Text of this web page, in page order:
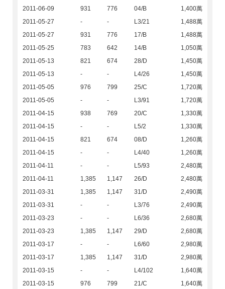
2011-06-09
931 776 04/B
1,400萬
2011-05-27
- - L3/21
1,488萬
2011-05-27
931 776 17/B
1,488萬
2011-05-25
783 642 14/B
1,050萬
2011-05-13
821 674 28/D
1,450萬
2011-05-13
- - L4/26
1,450萬
2011-05-05
976 799 25/C
1,720萬
2011-05-05
- - L3/91
1,720萬
2011-04-15
938 769 20/C
1,330萬
2011-04-15
- - L5/2
1,330萬
2011-04-15
821 674 08/D
1,260萬
2011-04-15
- - L4/40
1,260萬
2011-04-11
- - L5/93
2,480萬
2011-04-11
1,385 1,147 26/D
2,480萬
2011-03-31
1,385 1,147 31/D
2,490萬
2011-03-31
- - L3/76
2,490萬
2011-03-23
- - L6/36
2,680萬
2011-03-23
1,385 1,147 29/D
2,680萬
2011-03-17
- - L6/60
2,980萬
2011-03-17
1,385 1,147 31/D
2,980萬
2011-03-15
- - L4/102
1,640萬
2011-03-15
976 799 21/C
1,640萬